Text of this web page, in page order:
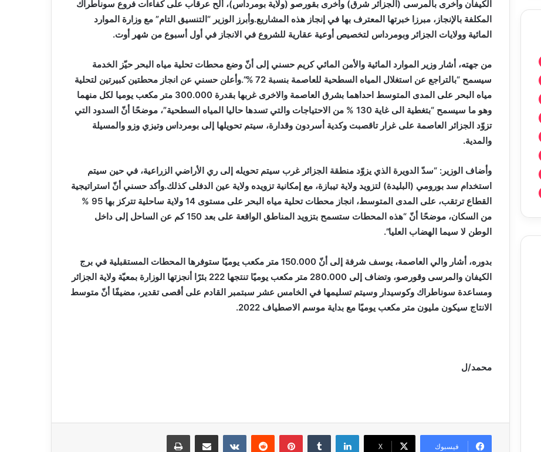
الكيفان وأخرى بالمرسى (الجزائر شرق) وأخرى بقورصو (ولاية بومرداس)، ألح عرقاب على كفاءات فروع سوناطراك
المكلفة بالإنجاز، مبرزا خبرتها المعترف بها في إنجاز هذه المشاريع.وأبرز الوزير “التنسيق التام” مع وزارة الموارد
المائية وولايات الجزائر وبومرداس لتخصيص أوعية عقارية للشروع في الانجاز في أول أسبوع من شهر أوت.
من جهته، أشار وزير الموارد المائية والأمن المائي كريم حسني إلى أنّ وضع محطات تحلية مياه البحر حيّز الخدمة
سيسمح “بالتراجع عن استغلال المياه السطحية للعاصمة بنسبة 72 %”.وأعلن حسني عن انجاز محطتين كبيرتين لتحلية
مياه البحر على المدى المتوسط احداهما بشرق العاصمة والاخرى غربها بقدرة 300.000 متر مكعب يوميا لكل منهما
وهو ما سيسمح “بتغطية الى غاية 130 % من الاحتياجات والتي تسدها حاليا المياه السطحية”، موضحًا أنّ السدود التي
تزوّد الجزائر العاصمة على غرار تاقصبت وكدية أسردون وقدارة، سيتم تحويلها إلى بومرداس وتيزي وزو والمسيلة
والمدية.
وأضاف الوزير: “سدّ الدويرة الذي يزوّد منطقة الجزائر غرب سيتم تحويله إلى ري الأراضي الزراعية، في حين سيتم
استخدام سد بورومي (البليدة) لتزويد ولاية تيبازة، مع إمكانية تزويده ولاية عين الدفلى كذلك.وأكد حسني أنّ استراتيجية
القطاع ترتقب، على المدى المتوسط، انجاز محطات تحلية مياه البحر على مستوى 14 ولاية ساحلية تتركز بها 95 %
من السكان، موضحًا أنّ “هذه المحطات ستسمح بتزويد المناطق الواقعة على بعد 150 كم عن الساحل إلى داخل
الوطن لا سيما الهضاب العليا”.
بدوره، أشار والي العاصمة، يوسف شرفة إلى أنّ 150.000 متر مكعب يوميًا ستوفرها المحطات المستقبلية في برج
الكيفان والمرسى وقورصو، وتضاف إلى 280.000 متر مكعب يوميًا تنتجها 222 بئرًا أنجزتها الوزارة بمعيّة ولاية الجزائر
ومساعدة سوناطراك وكوسيدار وسيتم تسليمها في الخامس عشر سبتمبر القادم على أقصى تقدير، مضيفًا أنّ متوسط
الانتاج سيكون مليون متر مكعب يوميًا مع بداية موسم الاصطياف 2022.
محمد/ل
فيسبوك X
لينكدإن بينتيريست مشاركة عبر البريد